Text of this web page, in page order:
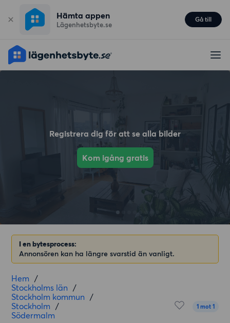
Hämta appen
Lägenhetsbyte.se
Gå till
Registrera dig för att se alla bilder
Kom igång gratis
I en bytesprocess:
Annonsören kan ha längre svarstid än vanligt.
Hem /
Stockholms län /
Stockholm kommun /
Stockholm /
Södermalm
1 mot 1